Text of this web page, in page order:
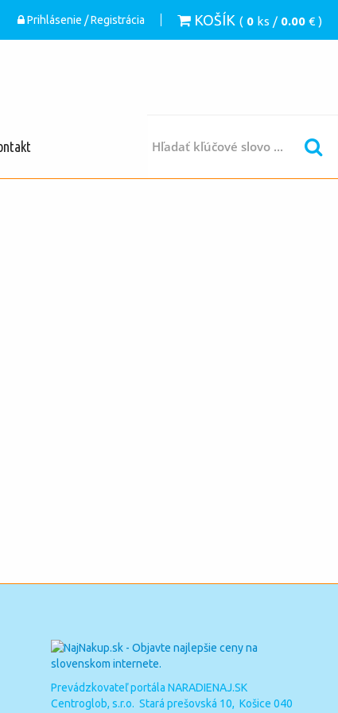
Prihlásenie / Registrácia KOŠÍK ( 0 ks / 0.00 € )
Prevádzkovateľ portála NARADIENAJ.SK
Centroglob, s.r.o. Stará prešovská 10, Košice 040